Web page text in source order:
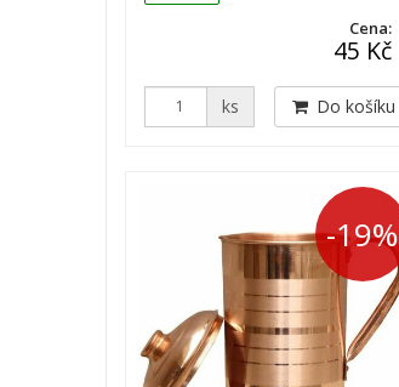
Cena:
45 Kč
ks Do košíku
-19%